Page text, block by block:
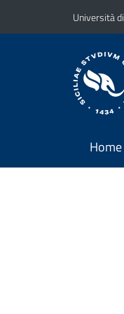
Vai al contenuto
Vai al menu diUniversità
Home